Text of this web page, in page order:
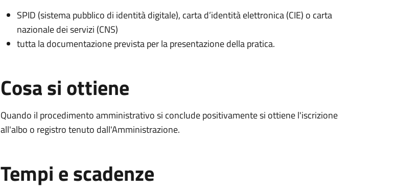
SPID (sistema pubblico di identità digitale), carta d’identità elettronica (CIE) o carta
nazionale dei servizi (CNS)
tutta la documentazione prevista per la presentazione della pratica.
Cosa si ottiene
Quando il procedimento amministrativo si conclude positivamente si ottiene l'iscrizione
all'albo o registro tenuto dall'Amministrazione.
Tempi e scadenze